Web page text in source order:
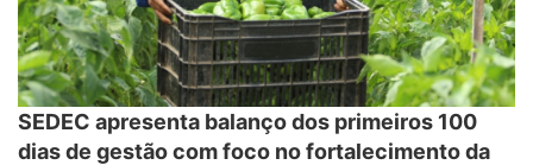
SEDEC apresenta balanço dos primeiros 100
dias de gestão com foco no fortalecimento da